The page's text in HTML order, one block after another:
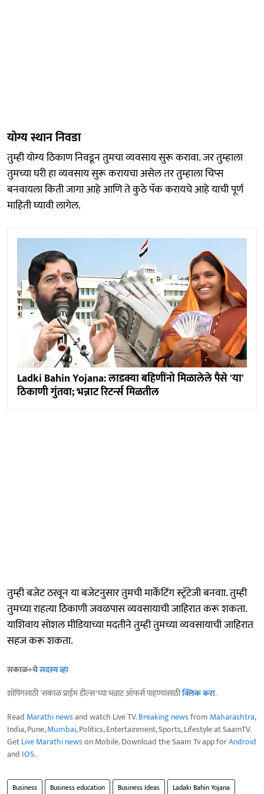
योग्य स्थान निवडा
तुम्ही योग्य ठिकाण निवडून तुमचा व्यवसाय सुरू करावा. जर तुम्हाला
तुमच्या घरी हा व्यवसाय सुरू करायचा असेल तर तुम्हाला चिप्स
बनवायला किती जागा आहे आणि ते कुठे पॅक करायचे आहे याची पूर्ण
माहिती घ्यावी लागेल.
Ladki Bahin Yojana: लाडक्या बहिणींनो मिळालेले पैसे 'या'
ठिकाणी गुंतवा; भन्नाट रिटर्न्स मिळतील
तुम्ही बजेट ठरवून या बजेटनुसार तुमची मार्केटिंग स्ट्रॅटेजी बनवाा. तुम्ही
तुमच्या राहत्या ठिकाणी जवळपास व्यवसायाची जाहिरात करू शकता.
याशिवाय सोशल मीडियाच्या मदतीने तुम्ही तुमच्या व्यवसायाची जाहिरात
सहज करू शकता.
सकाळ+चेसदस्य व्हा
शॉपिंगसाठी 'सकाळ प्राईम डील्स'च्या भन्नाट ऑफर्स पाहण्यासाठीक्लिक करा.
Read Marathi newsand watch Live TV.Breaking newsfrom Maharashtra,
India, Pune,Mumbai, Politics, Entertainment, Sports, Lifestyle at SaamTV.
GetLive Marathi newson Mobile. Download the Saam Tv app forAndroid
and IOS.
Business Business education Business Ideas
Ladaki Bahin Yojana